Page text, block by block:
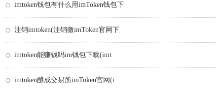
imtoken钱包有什么用imToken钱包下
注销imtoken(注销微imToken官网下
imtoken能赚钱吗im钱包下载(imt
imtoken酿成交易所imToken官网(i